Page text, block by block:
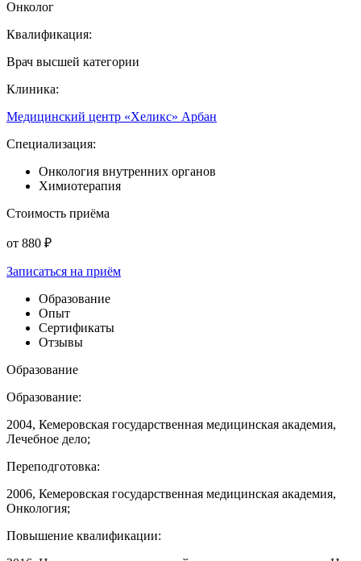
Онколог
Квалификация:
Врач высшей категории
Клиника:
Медицинский центр «Хеликс» Арбан
Специализация:
Онкология внутренних органов
Химиотерапия
Стоимость приёма
от 880 ₽
Записаться на приём
Образование
Опыт
Сертификаты
Отзывы
Образование
Образование:
2004, Кемеровская государственная медицинская академия,
Лечебное дело;
Переподготовка:
2006, Кемеровская государственная медицинская академия,
Онкология;
Повышение квалификации: